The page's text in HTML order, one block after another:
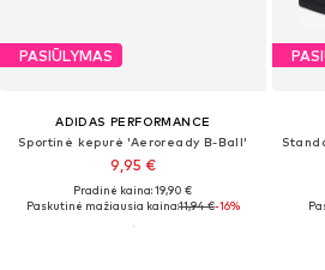
PASIŪLYMAS
ADIDAS PERFORMANCE
Sportinė kepurė 'Aeroready B-Ball'
9,95 €
Pradinė kaina: 19,90 €
Paskutinė mažiausia kaina:11,94 €-16%